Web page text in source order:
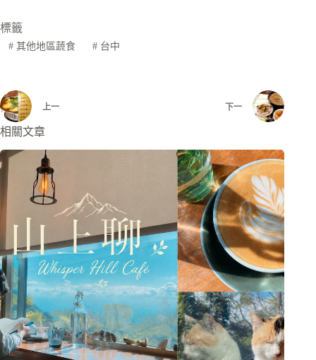
標籤
#其他地區蔬食 #台中
上一 下一
相關文章